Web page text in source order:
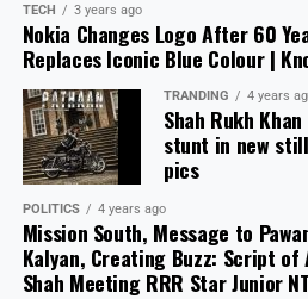
TECH 3 years ago
Nokia Changes Logo After 60
Replaces Iconic Blue Colour |
TRANDING 4 years
Shah Rukh
stunt in new
pics
POLITICS 4 years ago
Mission South, Message to
Kalyan, Creating Buzz: Script of
Shah Meeting RRR Star Junior